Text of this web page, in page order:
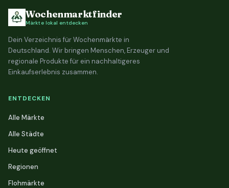
Wochenmarktfinder
Märkte lokal entdecken
Dein Verzeichnis für Wochenmärkte in
Deutschland. Wir bringen Menschen, Erzeuger und
regionale Produkte für ein nachhaltigeres
Einkaufserlebnis zusammen.
ENTDECKEN
Alle Märkte
Alle Städte
Heute geöffnet
Regionen
Flohmärkte